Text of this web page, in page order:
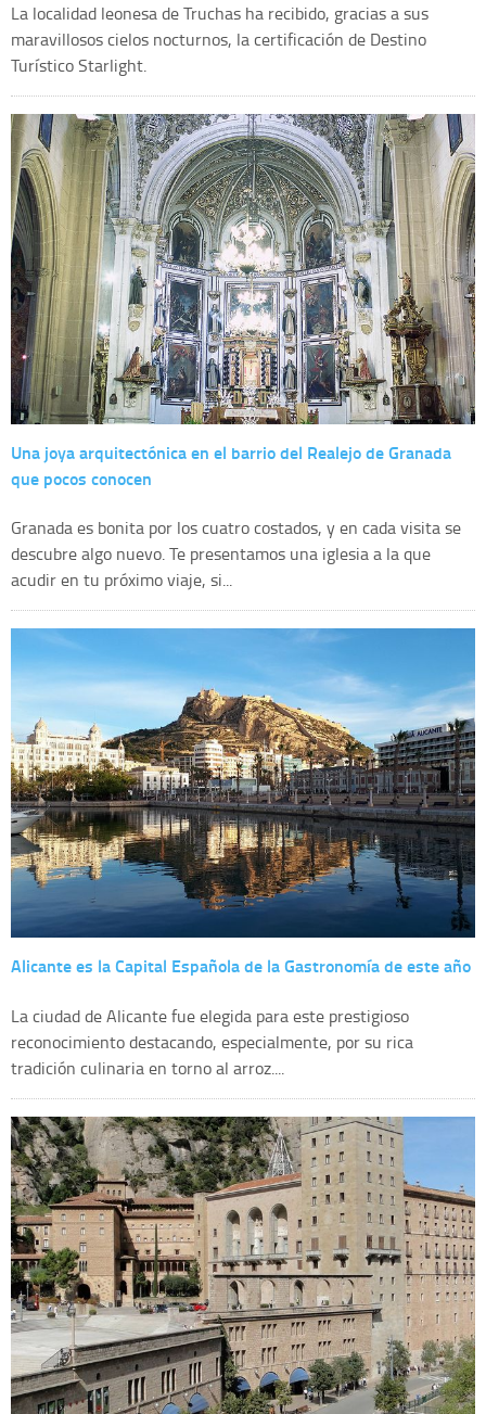
La localidad leonesa de Truchas ha recibido, gracias a sus
maravillosos cielos nocturnos, la certificación de Destino
Turístico Starlight.
Una joya arquitectónica en el barrio del Realejo de Granada
que pocos conocen
Granada es bonita por los cuatro costados, y en cada visita se
descubre algo nuevo. Te presentamos una iglesia a la que
acudir en tu próximo viaje, si...
Alicante es la Capital Española de la Gastronomía de este año
La ciudad de Alicante fue elegida para este prestigioso
reconocimiento destacando, especialmente, por su rica
tradición culinaria en torno al arroz....